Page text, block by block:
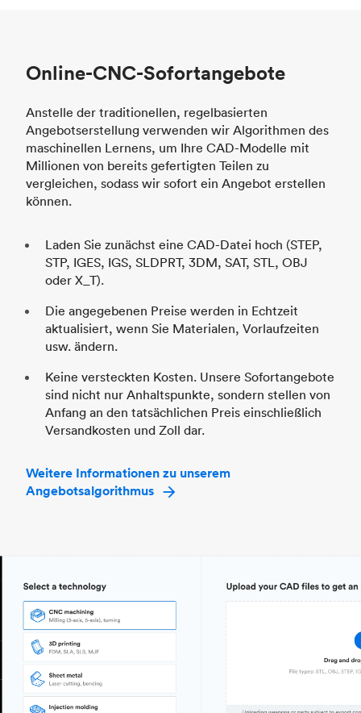
Online-CNC-Sofortangebote
Anstelle der traditionellen, regelbasierten
Angebotserstellung verwenden wir Algorithmen des
maschinellen Lernens, um Ihre CAD-Modelle mit
Millionen von bereits gefertigten Teilen zu
vergleichen, sodass wir sofort ein Angebot erstellen
können.
Laden Sie zunächst eine CAD-Datei hoch (STEP,
STP, IGES, IGS, SLDPRT, 3DM, SAT, STL, OBJ
oder X_T).
Die angegebenen Preise werden in Echtzeit
aktualisiert, wenn Sie Materialen, Vorlaufzeiten
usw. ändern.
Keine versteckten Kosten. Unsere Sofortangebote
sind nicht nur Anhaltspunkte, sondern stellen von
Anfang an den tatsächlichen Preis einschließlich
Versandkosten und Zoll dar.
Weitere Informationen zu unserem
Angebotsalgorithmus